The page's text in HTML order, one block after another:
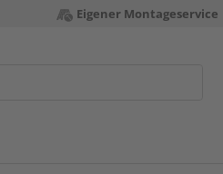
Eigener Montageservice